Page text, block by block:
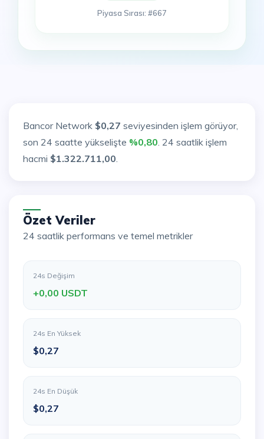
Piyasa Sırası: #667
Bancor Network $0,27 seviyesinden işlem görüyor,
son 24 saatte yükselişte %0,80. 24 saatlik işlem
hacmi $1.322.711,00.
Özet Veriler
24 saatlik performans ve temel metrikler
24s Değişim
+0,00 USDT
24s En Yüksek
$0,27
24s En Düşük
$0,27